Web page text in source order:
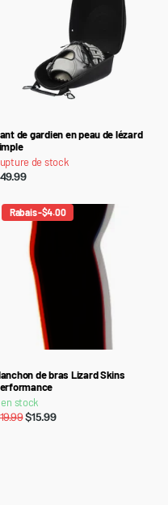
de gardien en peau de lézard
de stock
Rabais -$4.00
de bras Lizard Skins
stock
$15.99